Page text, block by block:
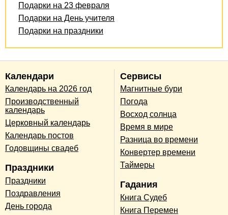
Подарки на 23 февраля
Подарки на День учителя
Подарки на праздники
Календари
Календарь на 2026 год
Производственный
календарь
Церковный календарь
Календарь постов
Годовщины свадеб
Праздники
Праздники
Поздравления
День города
Сервисы
Магнитные бури
Погода
Восход солнца
Время в мире
Разница во времени
Конвертер времени
Таймеры
Гадания
Книга Судеб
Книга Перемен